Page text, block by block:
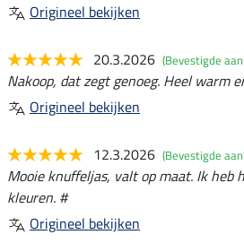
Origineel bekijken
20.3.2026 (Bevestigde
Nakoop, dat zegt genoeg. Heel warm
Origineel bekijken
12.3.2026 (Bevestigde
Mooie knuffeljas, valt op maat. Ik heb
kleuren. #
Origineel bekijken